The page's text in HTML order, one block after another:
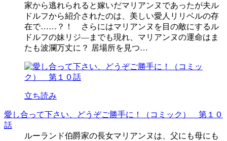
家から逃れられると嫁いだマリアンヌであったが夫ル
ドルフから紹介されたのは、美しい愛人リリベルの存
在で……？！ さらにはマリアンヌを目の敵にするル
ドルフの妹リジ―までも現れ、マリアンヌの運命はま
たも波瀾万丈に？ 居場所を見つ…
立ち読み
愛し合って下さい、どうぞご勝手に！（コミック） 第１０
話
ルーランド伯爵家の長女マリアンヌは、父にも母にも